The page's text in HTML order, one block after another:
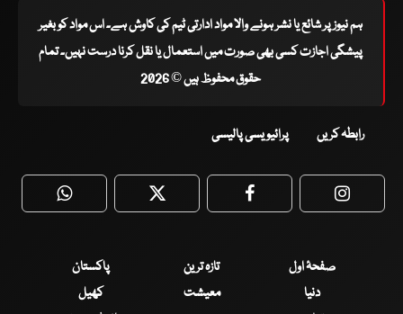
ہم نیوز پر شائع یا نشر ہونے والا مواد ادارتی ٹیم کی کاوش ہے۔ اس مواد کو بغیر
پیشگی اجازت کسی بھی صورت میں استعمال یا نقل کرنا درست نہیں۔ تمام
حقوق محفوظ ہیں © 2026
رابطہ کریں پرائیویسی پالیسی
WhatsApp Twitter Facebook
صفحۂ اول تازہ ترین
پاکستان
دنیا
معیشت
کھیل